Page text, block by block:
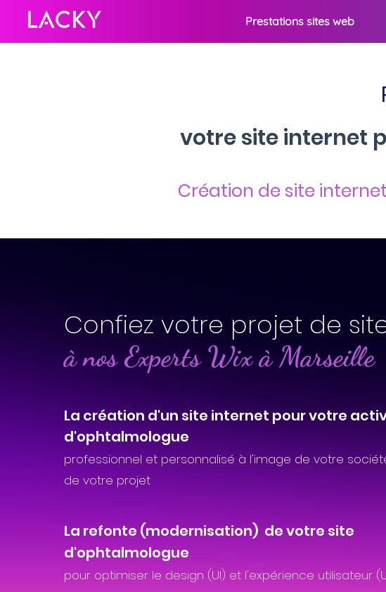
Prestations sites web
votre site internet
Création de site
Confiez votre projet de
à nos Experts Wix à Marseille
La création d'un site internet pour votre
d'ophtalmologue
professionnel et personnalisé à l'image de votre
de votre projet
La refonte (modernisation) de votre site
d'ophtalmologue
pour optimiser le design (UI) et l'expérience utilisateur